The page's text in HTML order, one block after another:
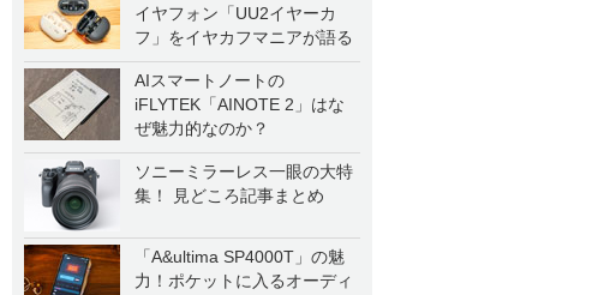
イヤフォン「UU2イヤーカ
フ」をイヤカフマニアが語る
AIスマートノートの
iFLYTEK「AINOTE 2」はな
ぜ魅力的なのか？
ソニーミラーレス一眼の大特
集！ 見どころ記事まとめ
「A&ultima SP4000T」の魅
力！ポケットに入るオーディ